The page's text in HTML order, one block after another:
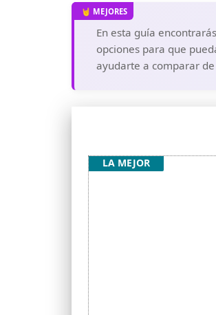
En esta guía
opciones para que
ayudarte a comparar
LA MEJOR